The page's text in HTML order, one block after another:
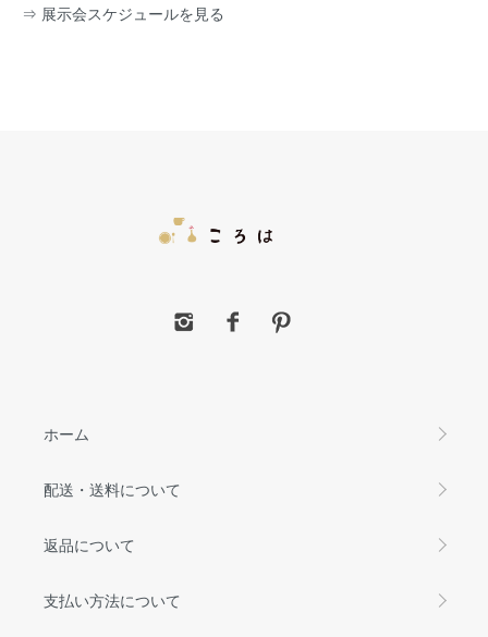
⇒ 展示会スケジュールを見る
ホーム
配送・送料について
返品について
支払い方法について